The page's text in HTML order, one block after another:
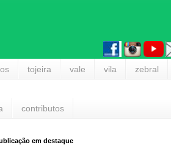
tojeira vale vila zebral
contributos
em destaque